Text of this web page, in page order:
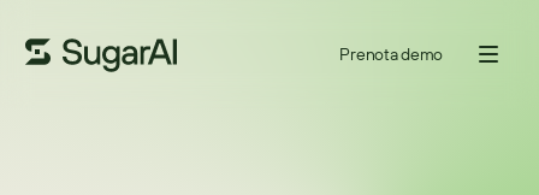
Prenota demo